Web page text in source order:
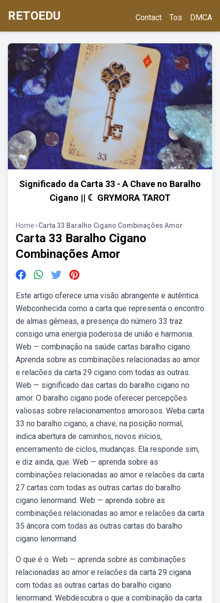
RETOEDU Contact Tos DMCA
Significado da Carta 33 - A Chave no Baralho
Cigano || ☾ GRYMORA TAROT
Home>Carta 33 Baralho Cigano Combinações Amor
Carta 33 Baralho Cigano
Combinações Amor
Este artigo oferece uma visão abrangente e autêntica.
Webconhecida como a carta que representa o encontro
de almas gêmeas, a presença do número 33 traz
consigo uma energia poderosa de união e harmonia.
Web — combinação na saúde cartas baralho cigano.
Aprenda sobre as combinações relacionadas ao amor
e relacões da carta 29 cigano com todas as outras.
Web — significado das cartas do baralho cigano no
amor. O baralho cigano pode oferecer percepções
valiosas sobre relacionamentos amorosos. Weba carta
33 no baralho cigano, a chave, na posição normal,
indica abertura de caminhos, novos inícios,
encerramento de ciclos, mudanças. Ela responde sim,
e diz ainda, que. Web — aprenda sobre as
combinações relacionadas ao amor e relacões da carta
27 cartas com todas as outras cartas do baralho
cigano lenormand. Web — aprenda sobre as
combinações relacionadas ao amor e relacões da carta
35 âncora com todas as outras cartas do baralho
cigano lenormand.
O que é o. Web — aprenda sobre as combinações
relacionadas ao amor e relacões da carta 29 cigana
com todas as outras cartas do baralho cigano
lenormand. Webdescubra o que a combinação da carta